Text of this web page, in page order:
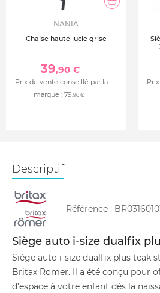
NANIA
Chaise haute lucie grise
39,90 €
Prix de vente conseillé par la
marque : 79,90 €
Descriptif
Référence :
Siège auto i-size dualfix
Siège auto i-size dualfix plus teak
Britax Romer. Il a été conçu pour
d’espace à votre enfant dès la